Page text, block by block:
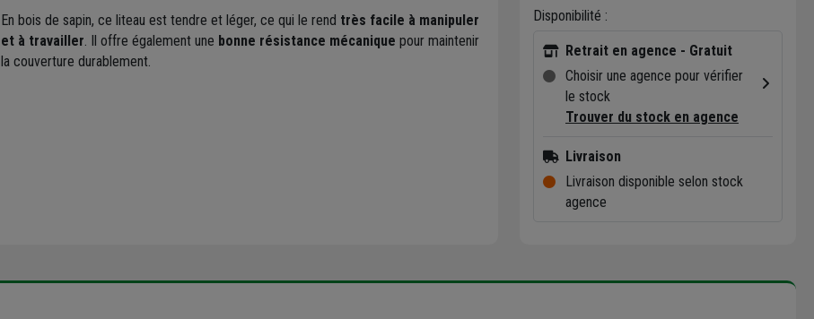
En bois de sapin, ce liteau est tendre et léger, ce qui le rend très facile à manipuler
et à travailler . Il offre également une bonne résistance mécanique pour maintenir
la couverture durablement.
Disponibilité :
Retrait en agence - Gratuit
Choisir une agence pour vérifier
le stock
Trouver du stock en agence
Livraison
Livraison disponible selon stock
agence